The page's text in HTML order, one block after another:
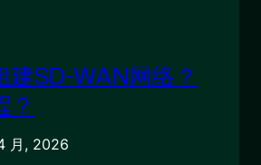
建SD-WAN网络？
？
月, 2026